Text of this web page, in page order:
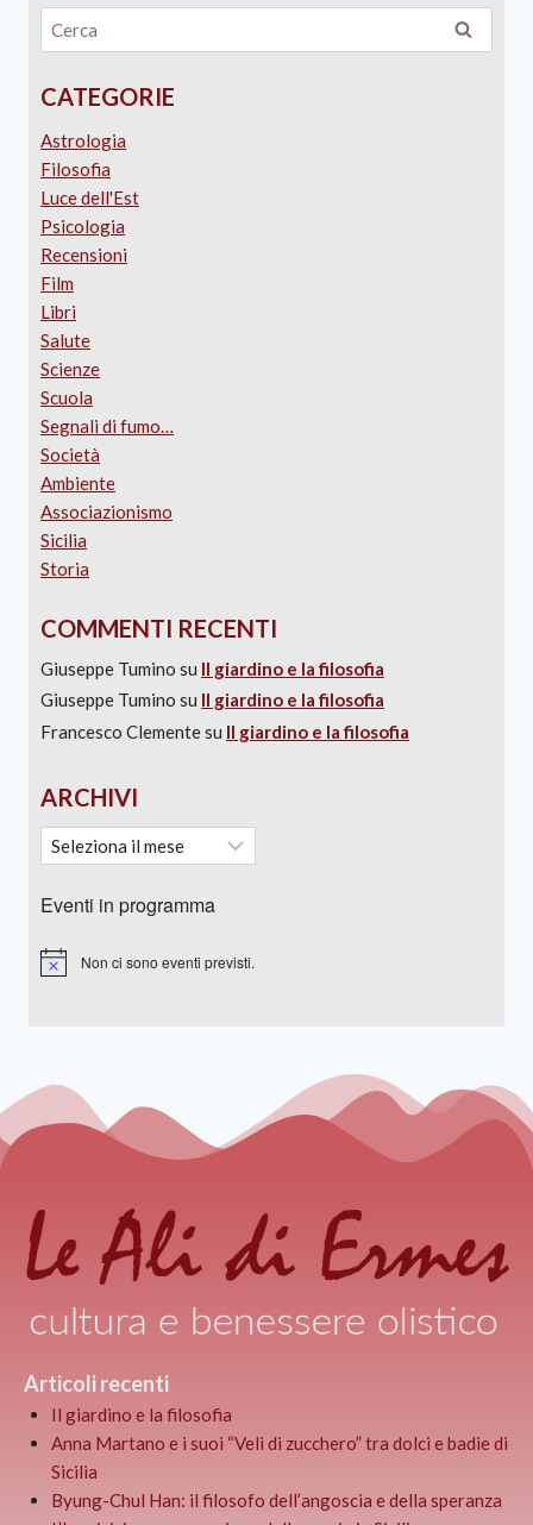
CATEGORIE
Astrologia
Filosofia
Luce dell'Est
Psicologia
Recensioni
Film
Libri
Salute
Scienze
Scuola
Segnali di fumo…
Società
Ambiente
Associazionismo
Sicilia
Storia
COMMENTI RECENTI
Giuseppe Tumino su Il giardino e la filosofia
Giuseppe Tumino su Il giardino e la filosofia
Francesco Clementesu Il giardino e la filosofia
ARCHIVI
Eventi in programma
Notice Non ci sono eventi previsti.
Articoli recenti
Il giardino e la filosofia
Anna Martano e i suoi “Veli di zucchero” tra dolci e badie di
Sicilia
Byung-Chul Han: il filosofo dell’angoscia e della speranza